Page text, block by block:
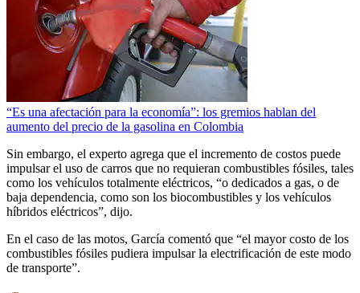
“Es una afectación para la economía”: los gremios hablan del
aumento del precio de la gasolina en Colombia
Sin embargo, el experto agrega que el incremento de costos puede
impulsar el uso de carros que no requieran combustibles fósiles, tales
como los vehículos totalmente eléctricos, “o dedicados a gas, o de
baja dependencia, como son los biocombustibles y los vehículos
híbridos eléctricos”, dijo.
En el caso de las motos, García comentó que “el mayor costo de los
combustibles fósiles pudiera impulsar la electrificación de este modo
de transporte”.